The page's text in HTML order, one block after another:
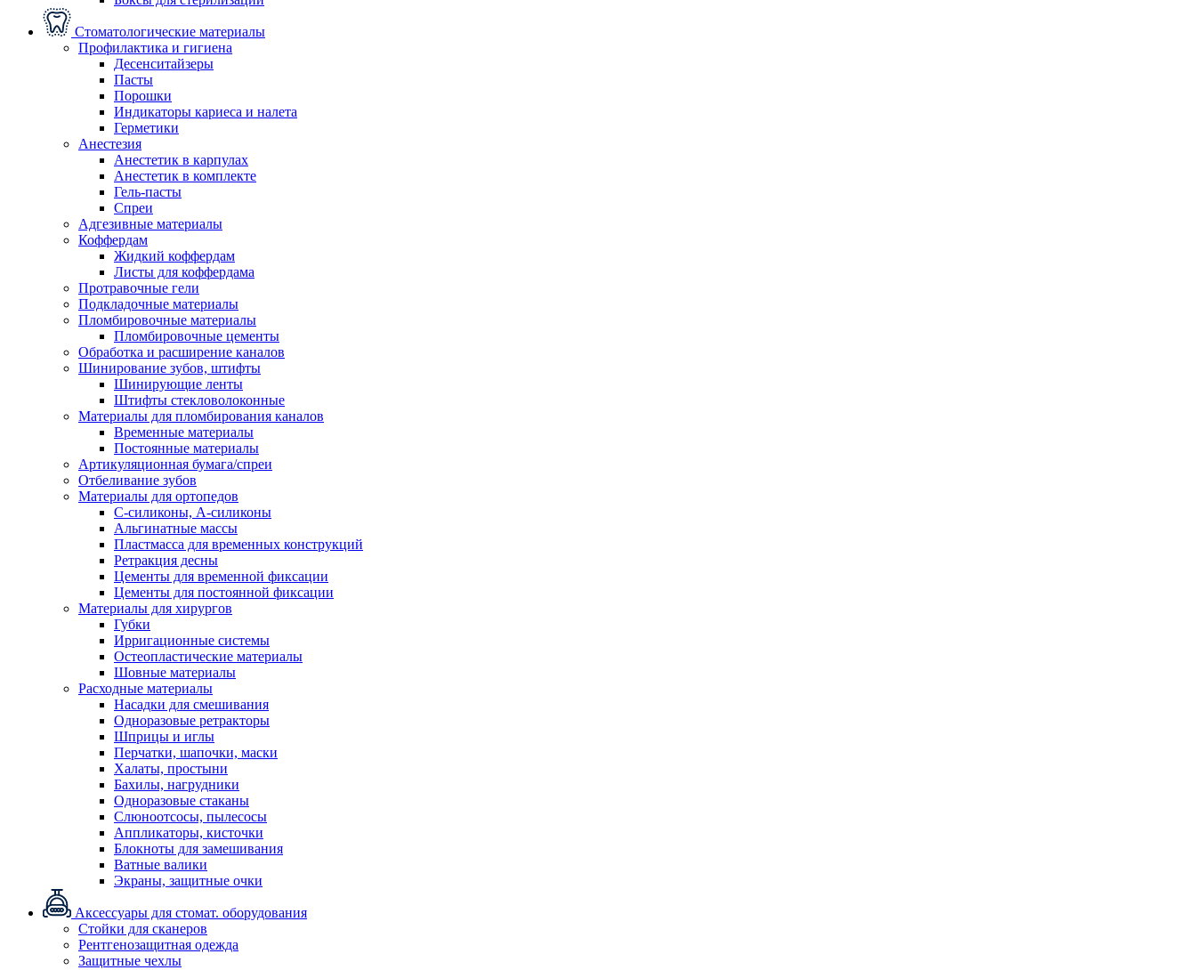
Стоматологические материалы
Профилактика и гигиена
Десенситайзеры
Пасты
Порошки
Индикаторы кариеса и налета
Герметики
Анестезия
Анестетик в карпулах
Анестетик в комплекте
Гель-пасты
Спреи
Адгезивные материалы
Коффердам
Жидкий коффердам
Листы для коффердама
Протравочные гели
Подкладочные материалы
Пломбировочные материалы
Пломбировочные цементы
Обработка и расширение каналов
Шинирование зубов, штифты
Шинирующие ленты
Штифты стекловолоконные
Материалы для пломбирования каналов
Временные материалы
Постоянные материалы
Артикуляционная бумага/спреи
Отбеливание зубов
Материалы для ортопедов
C-силиконы, А-силиконы
Альгинатные массы
Пластмасса для временных конструкций
Ретракция десны
Цементы для временной фиксации
Цементы для постоянной фиксации
Материалы для хирургов
Губки
Ирригационные системы
Остеопластические материалы
Шовные материалы
Расходные материалы
Насадки для смешивания
Одноразовые ретракторы
Шприцы и иглы
Перчатки, шапочки, маски
Халаты, простыни
Бахилы, нагрудники
Одноразовые стаканы
Слюноотсосы, пылесосы
Аппликаторы, кисточки
Блокноты для замешивания
Ватные валики
Экраны, защитные очки
Аксессуары для стомат. оборудования
Стойки для сканеров
Рентгенозащитная одежда
Защитные чехлы